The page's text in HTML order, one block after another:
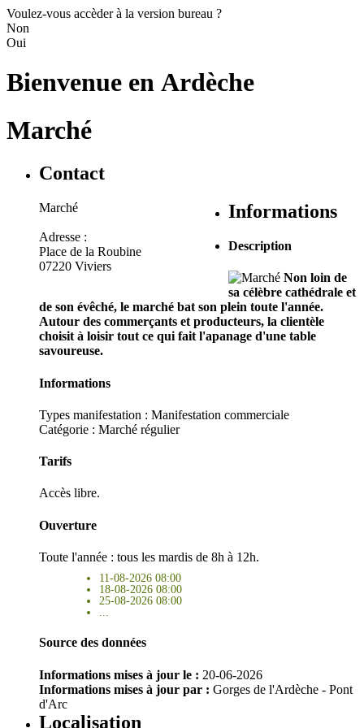
Voulez-vous accèder à la version bureau ?
Non
Oui
Bienvenue en Ardèche
Marché
Contact
Marché
Adresse :
Place de la Roubine
07220 Viviers
Informations
Description
Non loin de
sa célèbre cathédrale et
de son évêché, le marché bat son plein toute l'année.
Autour des commerçants et producteurs, la clientèle
choisit à loisir tout ce qui fait l'apanage d'une table
savoureuse.
Informations
Types manifestation : Manifestation commerciale
Catégorie : Marché régulier
Tarifs
Accès libre.
Ouverture
Toute l'année : tous les mardis de 8h à 12h.
11-08-2026 08:00
18-08-2026 08:00
25-08-2026 08:00
Source des données
Informations mises à jour le : 20-06-2026
Informations mises à jour par : Gorges de l'Ardèche - Pont
d'Arc
Localisation